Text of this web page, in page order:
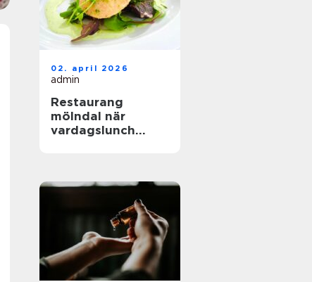
02. april 2026
admin
Restaurang
mölndal när
vardagslunch